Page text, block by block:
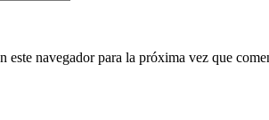
navegador para la próxima vez que